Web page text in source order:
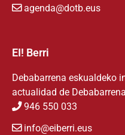
agenda@dotb.eus
EI! Berri
Debabarrena eskualdeko
actualidad de Debabarrena
946 550 033
info@eiberri.eus